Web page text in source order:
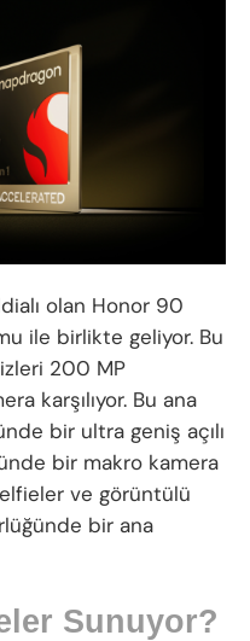
olan Honor 90
ile birlikte geliyor. Bu
200 MP
karşılıyor. Bu ana
bir ultra geniş açılı
bir makro kamera
ve görüntülü
bir ana
Sunuyor?